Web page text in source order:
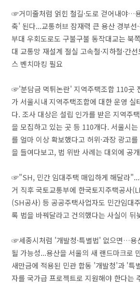
☞거미줄처럼 얽힌 철길·도로 걷어내야…
축' 된다...교통허브 잠재력 큰 용산 경부선
부대 우회도로도 구불구불 동작대교는 북
대 교통망 재설계 절실 고속철·지하철·간
스 벤치마킹 필요
☞'분담금 먹튀논란' 지역주택조합 110곳
가 서울시내 지역주택조합에 대한 운영 실
다. 조사 대상은 설립 인가를 받은 지역주
을 모집하고 있는 곳 등 110개다. 서울시
를 얼마 이상 확보했다고 허위·과장 광고
을 들여다보고, 법 위반 사례는 대외에 공
☞"SH, 민간 임대주택 매입하게 해달라"...
거 직후 국토교통부에 한국토지주택공사
(SH공사) 등 공공주택사업자도 민간임대
록 법을 바꿔달라고 건의했다는 사실이 뒤
☞세종시처럼 '개발청·특별법' 없으면…용
될 가능성...용산을 서울의 새 랜드마크로
새만금에 적용된 민관 합동 '개발청'과 '특
자를 국가급 프로젝트로 지원해야 한다는